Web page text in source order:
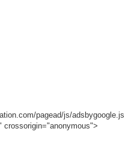
pagead/js/adsbygoogle.js
crossorigin="anonymous">